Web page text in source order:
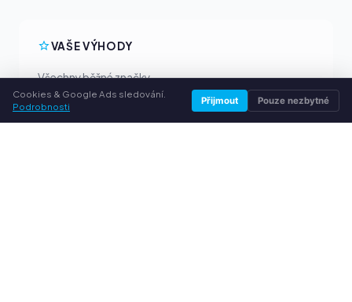
VAŠE VÝHODY
Všechny běžné značky
Férové výkupní ceny
Peníze předem přes PayPal
Cookies & Google Ads sledování.
Podrobnosti
Přijmout Pouze nezbytné